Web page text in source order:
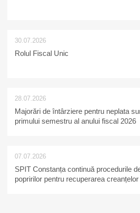
30.07.2026
Rolul Fiscal Unic
28.07.2026
Majorări de întârziere pentru neplata
primului semestru al anului fiscal 2026
07.07.2026
SPIT Constanța continuă procedurile
popririlor pentru recuperarea